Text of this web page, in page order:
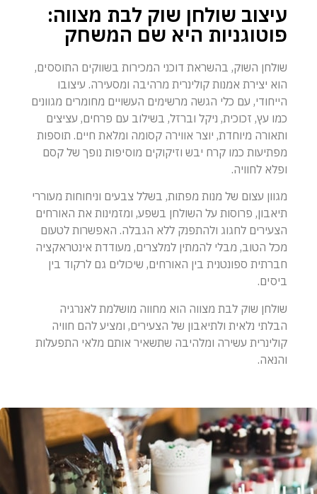
עיצוב שולחן שוק לבת מצווה:
פוטוגניות היא שם המשחק
שולחן השוק, בהשראת דוכני המכירות בשווקים התוססים,
הוא יצירת אמנות קולינרית מרהיבה ומסעירה. עיצובו
הייחודי, עם כלי הגשה מרשימים העשויים מחומרים מגוונים
כמו עץ, זכוכית, ניקל וברזל, בשילוב עם פרחים, עציצים
ותאורה מיוחדת, יוצר אווירה קסומה ומלאת חיים. תוספות
מפתיעות כמו קרח יבש וזיקוקים מוסיפות נופך של קסם
ופלא לחוויה.
מגוון עצום של מנות מפתות, בשלל צבעים וניחוחות מעוררי
תיאבון, פרוסות על השולחן בשפע, ומזמינות את האורחים
הצעירים לחגוג ולהתפנק ללא הגבלה. האפשרות לטעום
מכל הטוב, מבלי להמתין למלצרים, מעודדת אינטראקציה
חברתית ספונטנית בין האורחים, שיכולים גם לרקוד בין
ביסים.
שולחן שוק לבת מצווה הוא מחווה מושלמת לאנרגיה
הבלתי נלאית ולתיאבון של הצעירים, ומציע להם חוויה
קולינרית עשירה ומלהיבה שתשאיר אותם מלאי התפעלות
והנאה.